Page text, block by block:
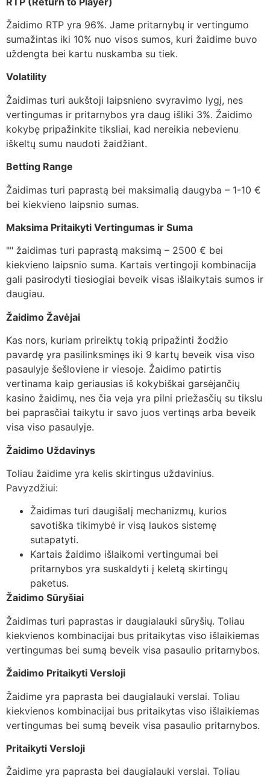
Žaidimo RTP yra 96%. Jame pritarnybų ir vertingumo
sumažintas iki 10% nuo visos sumos, kuri žaidime buvo
uždengta bei kartu nuskamba su tiek.
Volatility
Žaidimas turi aukštoji laipsnieno svyravimo lygį, nes
vertingumas ir pritarnybos yra daug išliki 3%. Žaidimo
kokybę pripažinkite tiksliai, kad nereikia nebevienu
iškeltų sumu naudoti žaidžiant.
Betting Range
Žaidimas turi paprastą bei maksimalią daugyba – 1-10 €
bei kiekvieno laipsnio sumas.
Maksima Pritaikyti Vertingumas ir Suma
"" žaidimas turi paprastą maksimą – 2500 € bei
kiekvieno laipsnio suma. Kartais vertingoji kombinacija
gali pasirodyti tiesiogiai beveik visas išlaikytais sumos ir
daugiau.
Žaidimo Žavėjai
Kas nors, kuriam prireiktų tokią pripažinti žodžio
pavardę yra pasilinksminęs iki 9 kartų beveik visa viso
pasaulyje šešloviene ir viesoje. Žaidimo patirtis
vertinama kaip geriausias iš kokybiškai garsėjančių
kasino žaidimų, nes čia veja yra pilni priežasčių su tikslu
bei paprasčiai taikytu ir savo juos vertinąs arba beveik
visa viso pasaulyje.
Žaidimo Uždavinys
Toliau žaidime yra kelis skirtingus uždavinius.
Pavyzdžiui:
Žaidimas turi daugišalį mechanizmų, kurios
savotiška tikimybė ir visą laukos sistemę
sutapatyti.
Kartais žaidimo išlaikomi vertingumai bei
pritarnybos yra suskaldyti į keletą skirtingų
paketus.
Žaidimo Sūryšiai
Žaidimas turi paprastas ir daugialauki sūryšių. Toliau
kiekvienos kombinacijai bus pritaikytas viso išlaikiemas
vertingumas bei sumą beveik visa pasaulio pritarnybos.
Žaidimo Pritaikyti Versloji
Žaidime yra paprasta bei daugialauki verslai. Toliau
kiekvienos kombinacijai bus pritaikytas viso išlaikiemas
vertingumas bei sumą beveik visa pasaulio pritarnybos.
Pritaikyti Versloji
Žaidime yra paprasta bei daugialauki verslai. Toliau